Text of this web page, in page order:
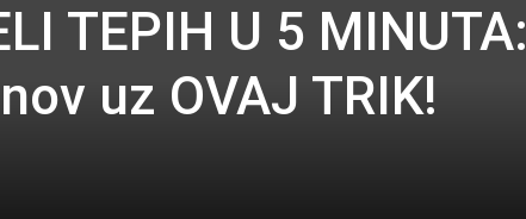
TEPIH U 5 MINUTA:
uz OVAJ TRIK!